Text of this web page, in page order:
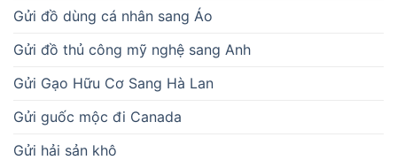
Gửi đồ dùng cá nhân sang Áo
Gửi đồ thủ công mỹ nghệ sang Anh
Gửi Gạo Hữu Cơ Sang Hà Lan
Gửi guốc mộc đi Canada
Gửi hải sản khô